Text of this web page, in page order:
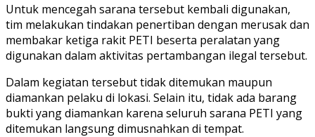
Untuk mencegah sarana tersebut kembali digunakan,
tim melakukan tindakan penertiban dengan merusak dan
membakar ketiga rakit PETI beserta peralatan yang
digunakan dalam aktivitas pertambangan ilegal tersebut.
Dalam kegiatan tersebut tidak ditemukan maupun
diamankan pelaku di lokasi. Selain itu, tidak ada barang
bukti yang diamankan karena seluruh sarana PETI yang
ditemukan langsung dimusnahkan di tempat.